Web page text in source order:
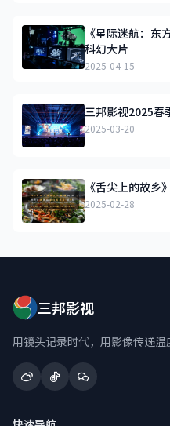
《星际迷航：东
科幻大片
2025-04-15
三邦影视2025春
2025-03-20
《舌尖上的故乡
2025-02-28
三邦影视
用镜头记录时代，用影像传递温